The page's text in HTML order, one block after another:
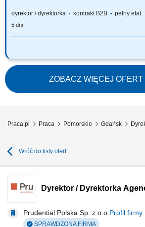
dyrektor / dyrektorka kontrakt B2B pełny etat
5 dni
Za co będziesz odpowiadać: własny biznes
zespołem sprzedaży, rekrutację i wdrożenie
Planowania Finansowego oraz Menedżerów,
Klientów poprzez aktywną sprzedaż własną,
współpracownikom na...
ZOBACZ WIĘCEJ OFERT
Praca.pl Praca Pomorskie Gdańsk
Wróć do listy ofert
Dyrektor / Dyrektorka
Prudential Polska Sp. z o.o. Profil firmy
SPRAWDZONA FIRMA